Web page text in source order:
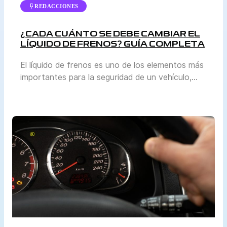
REDACCIONES
¿CADA CUÁNTO SE DEBE CAMBIAR EL
LÍQUIDO DE FRENOS? GUÍA COMPLETA
El líquido de frenos es uno de los elementos más
importantes para la seguridad de un vehículo,
en buen estado es vital para garantizar que el
sistema de frenos funcione correctamente. En
esta […]